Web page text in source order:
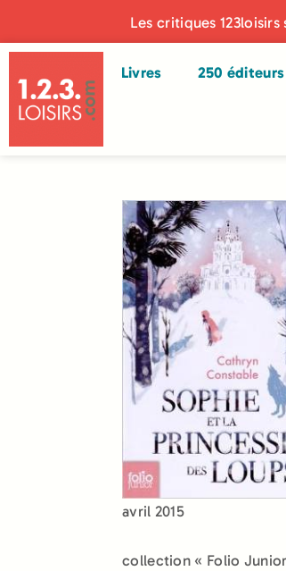
Les critiques
Livres 250 éditeurs
avril 2015
collection « Folio